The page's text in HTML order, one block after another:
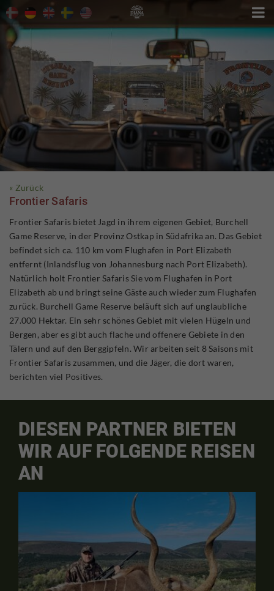

« Zurück
Frontier Safaris
Frontier Safaris bietet Jagd in ihrem eigenen Gebiet, Burchell
Game Reserve, in der Provinz Ostkap in Südafrika an. Das Gebiet
befindet sich ca. 110 km vom Flughafen in Port Elizabeth
entfernt (Inlandsflug von Johannesburg nach Port Elizabeth).
Natürlich holt Frontier Safaris Sie vom Flughafen in Port
Elizabeth ab und bringt seine Gäste auch wieder zum Flughafen
zurück. Burchell Game Reserve beläuft sich auf unglaubliche
27.000 Hektar. Ein sehr schönes Gebiet mit vielen Hügeln und
Bergen, aber es gibt auch flache und offenere Gebiete in den
Tälern und auf den Berggipfeln. Wir arbeiten seit 8 Saisons mit
Frontier Safaris zusammen, und die Jäger, die dort waren,
berichten viel Positives.
DIESEN PARTNER BIETEN
WIR AUF FOLGENDE REISEN
AN